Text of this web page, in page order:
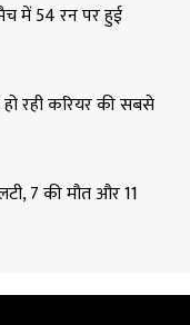
में 54 रन पर हुई
रही करियर की सबसे
7 की मौत और 11